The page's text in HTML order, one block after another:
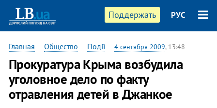
Поддержать РУС
Главная — Общество — Події— 4 сентября 2009, 13:48
Прокуратура Крыма возбудила
уголовное дело по факту
отравления детей в Джанкое